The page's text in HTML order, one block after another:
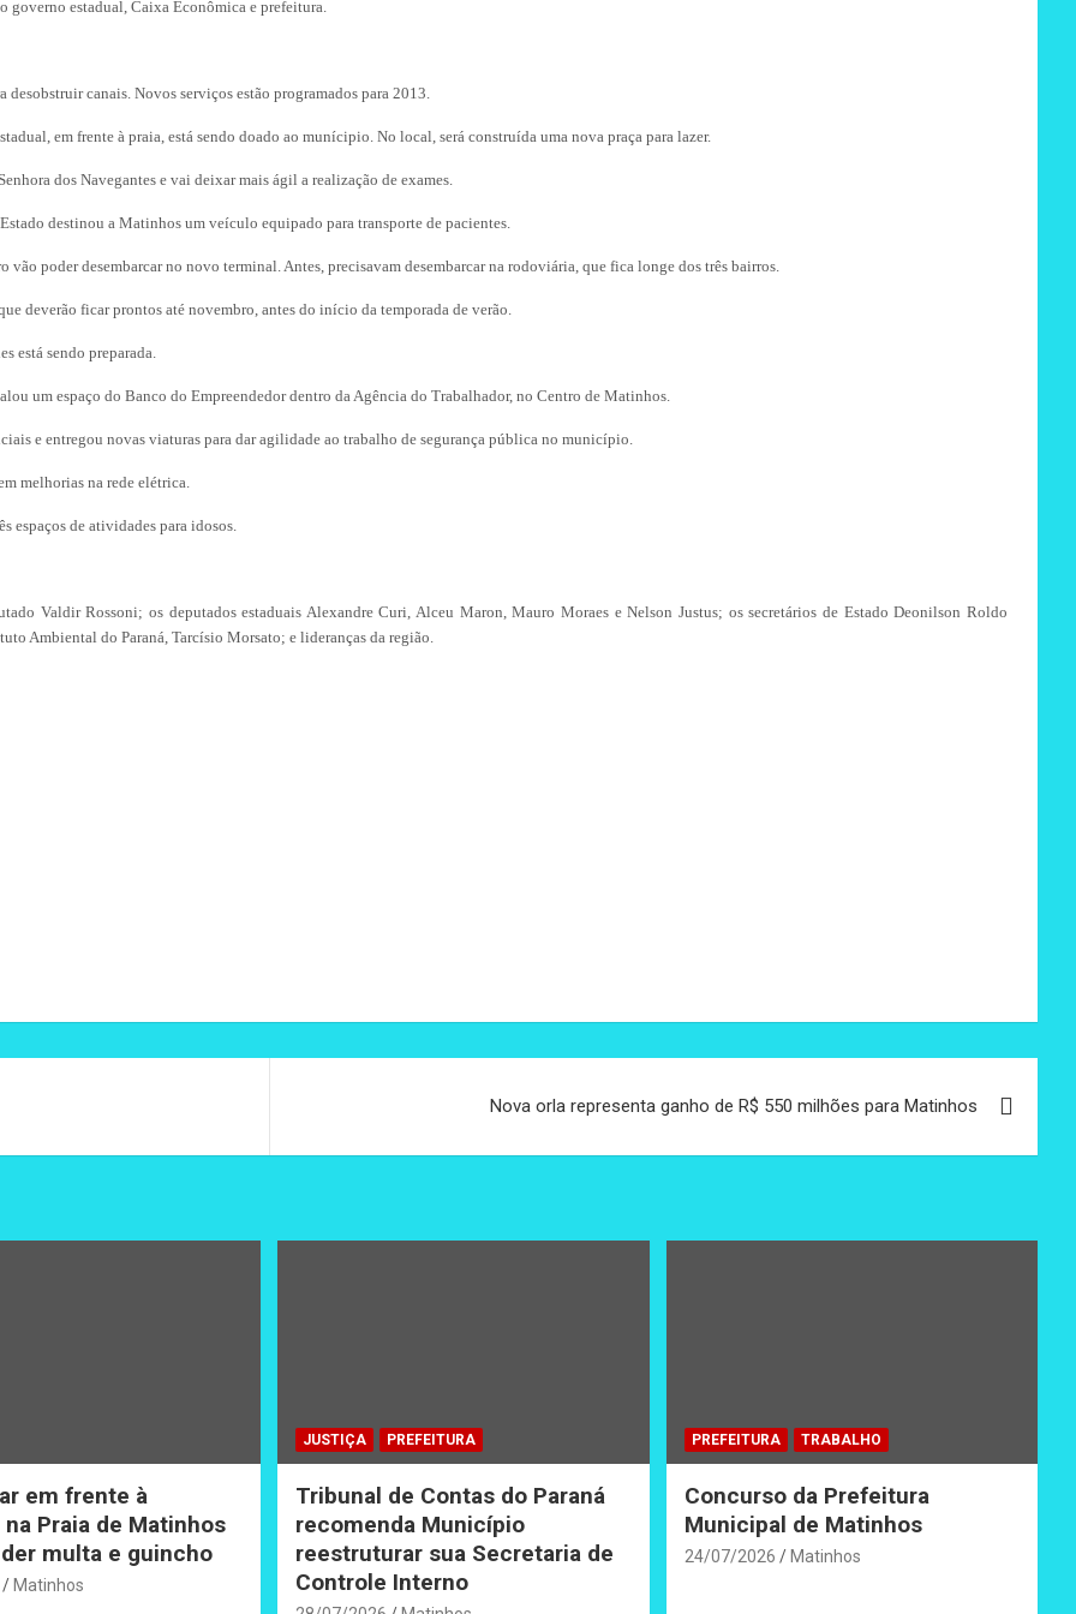
governo estadual, Caixa Econômica e prefeitura.
canais. Novos serviços estão programados para 2013.
em frente à praia, está sendo doado ao munícipio. No local, será construída uma nova praça para lazer.
dos Navegantes e vai deixar mais ágil a realização de exames.
destinou a Matinhos um veículo equipado para transporte de pacientes.
poder desembarcar no novo terminal. Antes, precisavam desembarcar na rodoviária, que fica longe dos três bairros.
deverão ficar prontos até novembro, antes do início da temporada de verão.
está sendo preparada.
um espaço do Banco do Empreendedor dentro da Agência do Trabalhador, no Centro de Matinhos.
e entregou novas viaturas para dar agilidade ao trabalho de segurança pública no município.
melhorias na rede elétrica.
espaços de atividades para idosos.
Valdir Rossoni; os deputados estaduais Alexandre Curi, Alceu Maron, Mauro Moraes e Nelson Justus; os secretários de Estado Deonilson Roldo
Ambiental do Paraná, Tarcísio Morsato; e lideranças da região.
Nova orla representa ganho de R$ 550 milhões para Matinhos
em frente à
Praia de Matinhos
multa e guincho
Matinhos
JUSTIÇA PREFEITURA
Tribunal de Contas do Paraná
recomenda Município
reestruturar sua Secretaria de
Controle Interno
PREFEITURA TRABALHO
Concurso da Prefeitura
Municipal de Matinhos
24/07/2026 Matinhos